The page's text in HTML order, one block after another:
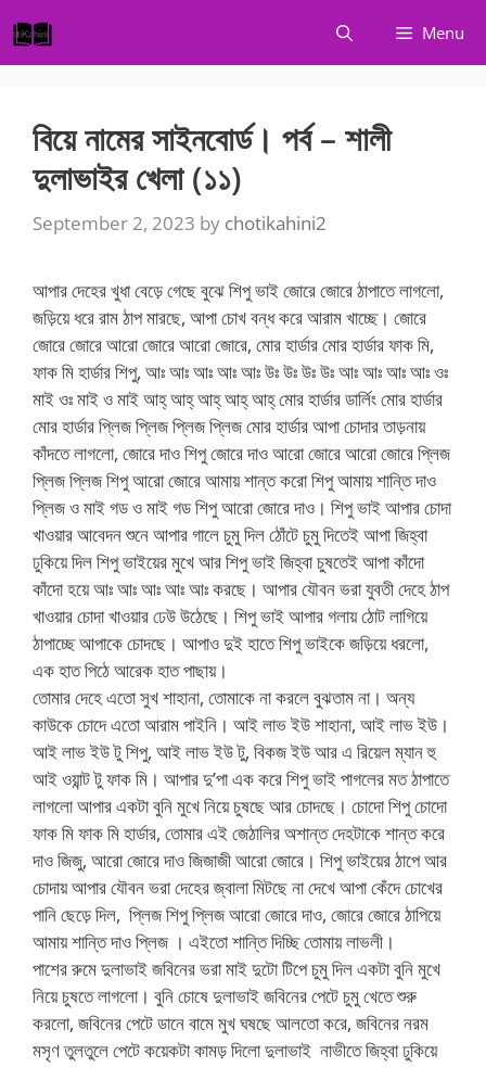
to
content
Menu
বিয়ে নামের সাইনবোর্ড। পর্ব – শালী
দুলাভাইর খেলা (১১)
September 2, 2023 by chotikahini2
আপার দেহের খুধা বেড়ে গেছে বুঝে শিপু ভাই জোরে জোরে ঠাপাতে লাগলো,
জড়িয়ে ধরে রাম ঠাপ মারছে, আপা চোখ বন্ধ করে আরাম খাচ্ছে। জোরে
জোরে জোরে আরো জোরে আরো জোরে, মোর হার্ডার মোর হার্ডার ফাক মি,
ফাক মি হার্ডার শিপু, আঃ আঃ আঃ আঃ আঃ উঃ উঃ উঃ উঃ আঃ আঃ আঃ আঃ ওঃ
মাই ওঃ মাই ও মাই আহ্ আহ্ আহ্ আহ্ আহ্ মোর হার্ডার ডার্লিং মোর হার্ডার
মোর হার্ডার প্লিজ প্লিজ প্লিজ প্লিজ মোর হার্ডার আপা চোদার তাড়নায়
কাঁদতে লাগলো, জোরে দাও শিপু জোরে দাও আরো জোরে আরো জোরে প্লিজ
প্লিজ প্লিজ শিপু আরো জোরে আমায় শান্ত করো শিপু আমায় শান্তি দাও
প্লিজ ও মাই গড ও মাই গড শিপু আরো জোরে দাও। শিপু ভাই আপার চোদা
খাওয়ার আবেদন শুনে আপার গালে চুমু দিল ঠোঁটে চুমু দিতেই আপা জিহ্বা
ঢুকিয়ে দিল শিপু ভাইয়ের মুখে আর শিপু ভাই জিহ্বা চুষতেই আপা কাঁদো
কাঁদো হয়ে আঃ আঃ আঃ আঃ আঃ করছে। আপার যৌবন ভরা যুবতী দেহে ঠাপ
খাওয়ার চোদা খাওয়ার ঢেউ উঠেছে। শিপু ভাই আপার গলায় ঠোট লাগিয়ে
ঠাপাচ্ছে আপাকে চোদছে। আপাও দুই হাতে শিপু ভাইকে জড়িয়ে ধরলো,
এক হাত পিঠে আরেক হাত পাছায়।
তোমার দেহে এতো সুখ শাহানা, তোমাকে না করলে বুঝতাম না। অন্য
কাউকে চোদে এতো আরাম পাইনি। আই লাভ ইউ শাহানা, আই লাভ ইউ।
আই লাভ ইউ টু শিপু, আই লাভ ইউ টু, বিকজ ইউ আর এ রিয়েল ম্যান হু
আই ওয়ান্ট টু ফাক মি। আপার দু’পা এক করে শিপু ভাই পাগলের মত ঠাপাতে
লাগলো আপার একটা বুনি মুখে নিয়ে চুষছে আর চোদছে। চোদো শিপু চোদো
ফাক মি ফাক মি হার্ডার, তোমার এই জেঠালির অশান্ত দেহটাকে শান্ত করে
দাও জিজু, আরো জোরে দাও জিজাজী আরো জোরে। শিপু ভাইয়ের ঠাপে আর
চোদায় আপার যৌবন ভরা দেহের জ্বালা মিটছে না দেখে আপা কেঁদে চোখের
পানি ছেড়ে দিল, ‌ প্লিজ শিপু প্লিজ আরো জোরে দাও, জোরে জোরে ঠাপিয়ে
আমায় শান্তি দাও প্লিজ ‌। এইতো শান্তি দিচ্ছি তোমায় লাভলী।
পাশের রুমে দুলাভাই জবিনের ভরা মাই দুটো টিপে চুমু দিল একটা বুনি মুখে
নিয়ে চুষতে লাগলো। বুনি চোষে দুলাভাই জবিনের পেটে চুমু খেতে শুরু
করলো, জবিনের পেটে ডানে বামে মুখ ঘষছে আলতো করে, জবিনের নরম
মসৃণ তুলতুলে পেটে কয়েকটা কামড় দিলো দুলাভাই ‌ নাভীতে জিহ্বা ঢুকিয়ে